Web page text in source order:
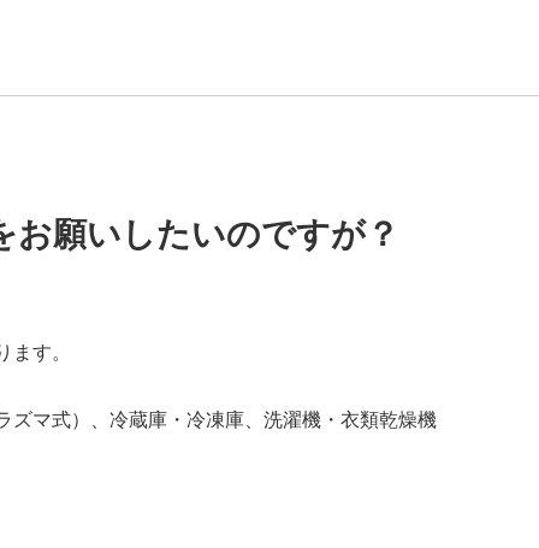
お願いしたいのですが？
す。
マ式）、冷蔵庫・冷凍庫、洗濯機・衣類乾燥機